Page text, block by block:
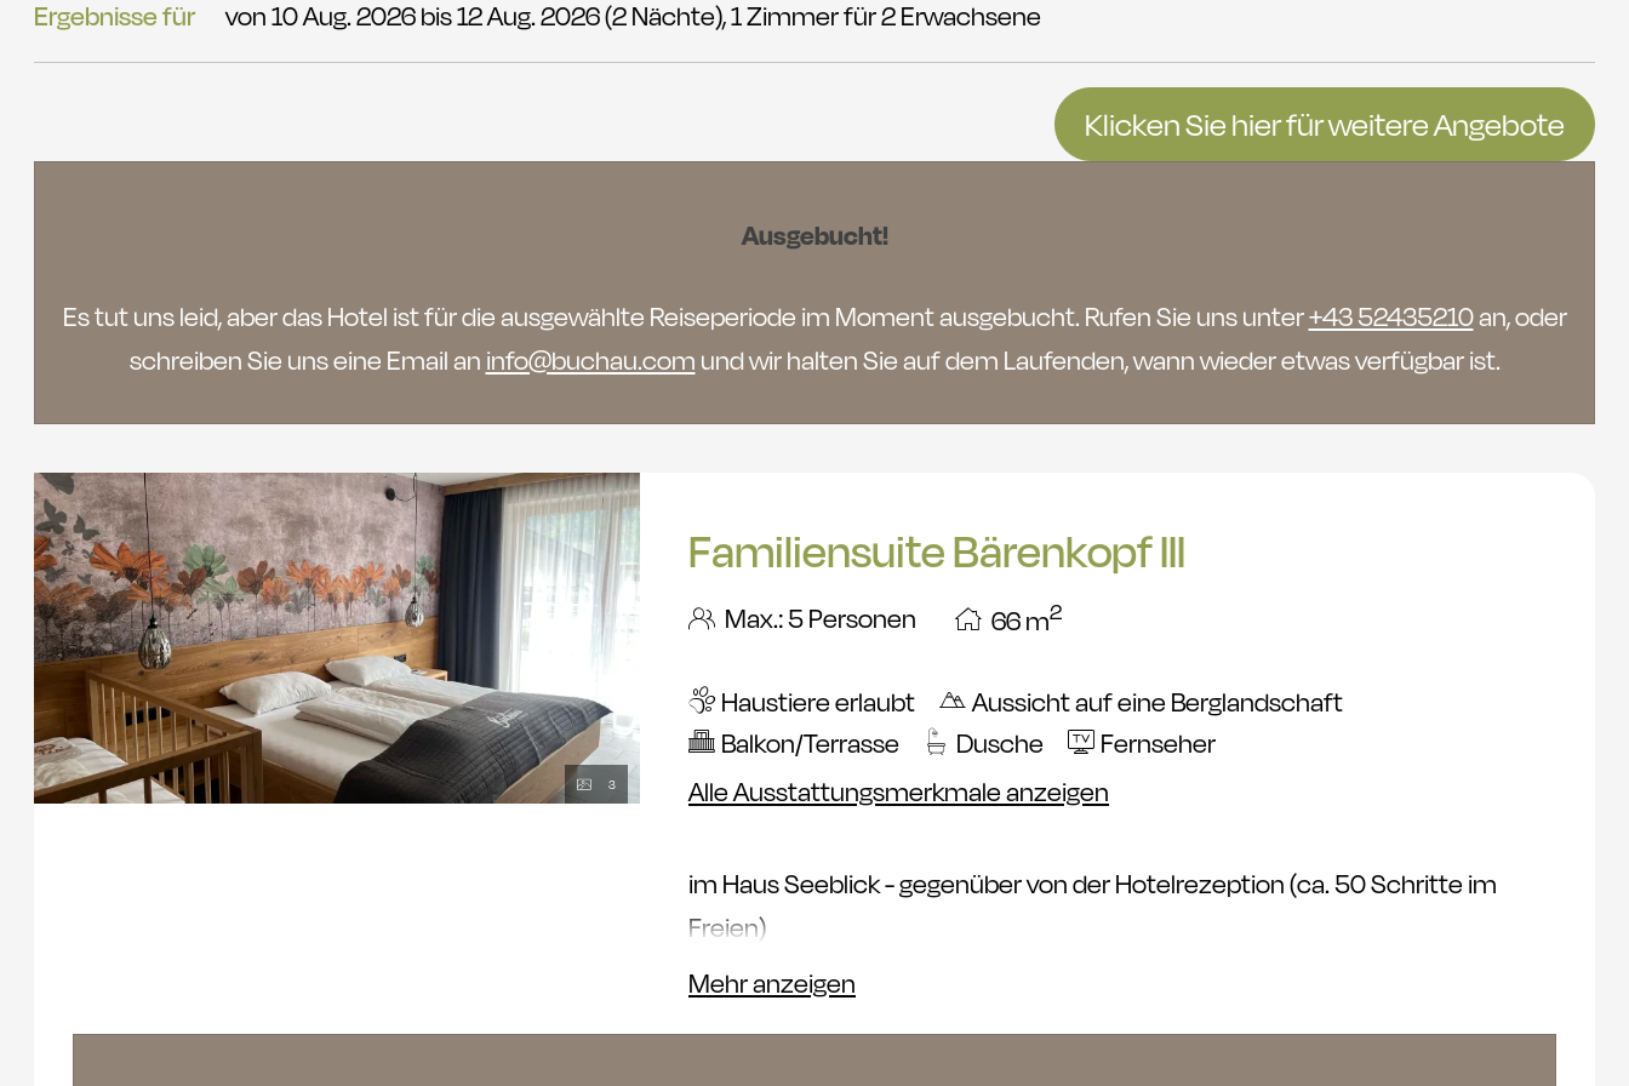
Ergebnisse für von 10 Aug. 2026 bis 12 Aug. 2026 (2 Nächte),1 Zimmerfür2 Erwachsene
Klicken Sie hier für weitere Angebote
Ausgebucht!
Es tut uns leid, aber das Hotel ist für die ausgewählte Reiseperiode im Moment ausgebucht. Rufen Sie uns unter+43 52435210an, oder
schreiben Sie uns eine Email an info@buchau.com und wir halten Sie auf dem Laufenden, wann wieder etwas verfügbar ist.
3
Familiensuite Bärenkopf III
Max.: 5 Personen 66m2
Haustiere erlaubt
Aussicht auf eine Berglandschaft
Balkon/Terrasse
Dusche
Fernseher
Alle Ausstattungsmerkmale anzeigen
im Haus Seeblick - gegenüber von der Hotelrezeption (ca. 50 Schritte im
Freien)
Allgemeines:geeignet für 2 Erwachsene und 1-3 Kinder, ca 66 m², Haustiere
erlaubt
Mehr anzeigen